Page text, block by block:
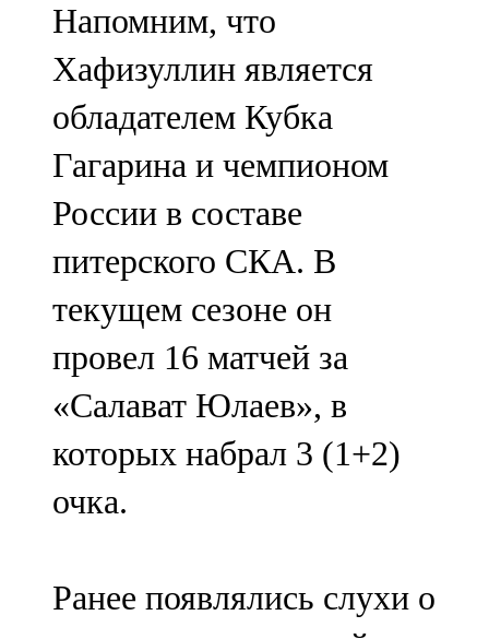
Чистай
103,0 FM
Чүпрәле
91,0 FM
Шәмәрдән
102,3 FM
Яңа чишмә
107,0 FM
Яр Чаллы
105,5 FM
Напомним, что
Хафизуллин является
обладателем Кубка
Гагарина и чемпионом
России в составе
питерского СКА. В
текущем сезоне он
провел 16 матчей за
«Салават Юлаев», в
которых набрал 3 (1+2)
очка.
Ранее появлялись слухи о